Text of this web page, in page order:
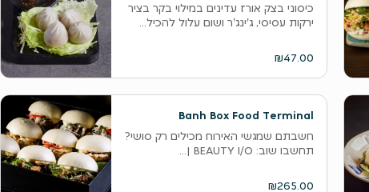
כיסוני בצק אורז עדינים במילוי בקר בציר
ירקות עסיסי, ג'ינג'ר ושום עלול להכיל...
₪47.00
Banh Box Food Terminal
חשבתם שמגשי האירוח מכילים רק סושי?
תחשבו שוב: BEAUTY I/O |...
₪265.00